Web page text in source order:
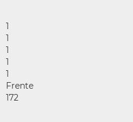
1
1
1
1
1
Frente
172